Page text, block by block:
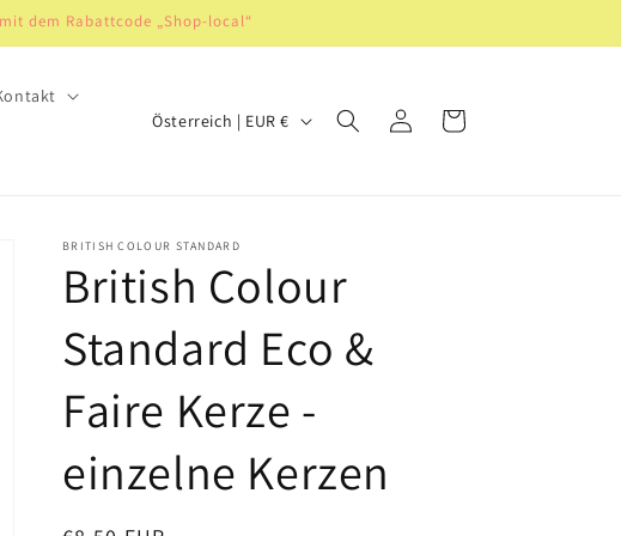
dem Rabattcode „Shop-local“
/
R
e
g
i
n
Österreich | EUR € EinloggenWarenkorb
BRITISH COLOUR STANDARD
British Colour
Standard Eco &
Faire Kerze -
einzelne Kerzen